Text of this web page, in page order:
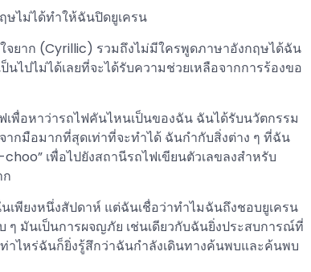
ษไม่ได้ทำให้ฉันปิดยูเครน
จยาก (Cyrillic) รวมถึงไม่มีใครพูดภาษาอังกฤษได้ฉัน
ไปไม่ได้เลยที่จะได้รับความช่วยเหลือจากการร้องขอ
เพื่อหาว่ารถไฟคันไหนเป็นของฉัน ฉันได้รับนวัตกรรม
กมือมากที่สุดเท่าที่จะทำได้ ฉันกำกับสิ่งต่าง ๆ ที่ฉัน
เพื่อไปยังสถานีรถไฟเขียนตัวเลขลงสำหรับ
พียงหนึ่งสัปดาห์ แต่ฉันเชื่อว่าทำไมฉันถึงชอบยูเครน
ๆ มันเป็นการผจญภัย เช่นเดียวกับฉันยิ่งประสบการณ์ที่
ไหร่ฉันก็ยิ่งรู้สึกว่าฉันกำลังเดินทางค้นพบและค้นพบ